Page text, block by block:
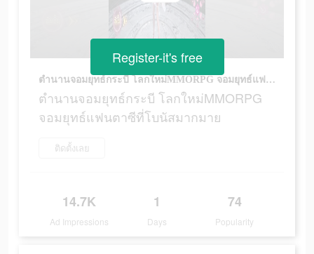
ตำนานจอมยุทธ์กระบี โลกใหม่MMORPG จอมยุทธ์แฟนตาซีที่โบนัสมากมาย
ตำนานจอมยุทธ์กระบี โลกใหม่MMORPG
จอมยุทธ์แฟนตาซีที่โบนัสมากมาย
ติดตั้งเลย
14.7K
Ad Impressions
1
Days
74
Popularity
Register-it's free